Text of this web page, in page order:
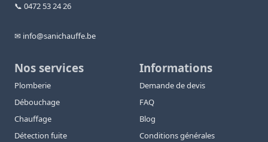
📞 0472 53 24 26
✉ info@sanichauffe.be
Nos services
Plomberie
Débouchage
Chauffage
Détection fuite
Informations
Demande de devis
FAQ
Blog
Conditions générales